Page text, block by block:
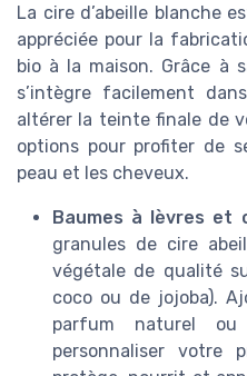
La cire d’abeille blanche
appréciée pour la
bio à la maison. Grâce à
s’intègre facilement
altérer la teinte finale de
options pour profiter de
peau et les cheveux.
Baumes à lèvres et
granules de cire
végétale de qualité
coco ou de jojoba).
parfum naturel ou
personnaliser votre